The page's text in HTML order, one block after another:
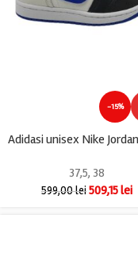
-15%
37,5, 38
599,00lei509,15lei